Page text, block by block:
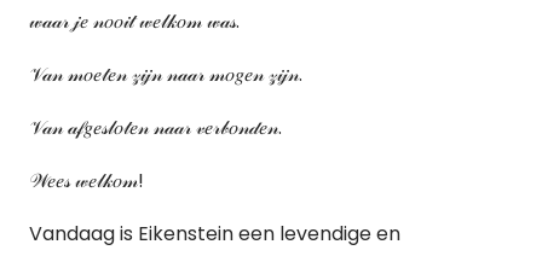
𝓌𝒶𝒶𝓇 𝒿𝑒 𝓃𝑜𝑜𝒾𝓉 𝓌𝑒𝓁𝓀𝑜𝓂 𝓌𝒶𝓈.
𝒱𝒶𝓃 𝓂𝑜𝑒𝓉𝑒𝓃 𝓏𝒾𝒿𝓃 𝓃𝒶𝒶𝓇 𝓂𝑜𝑔𝑒𝓃 𝓏𝒾𝒿𝓃.
𝒱𝒶𝓃 𝒶𝒻𝑔𝑒𝓈𝓁𝑜𝓉𝑒𝓃 𝓃𝒶𝒶𝓇 𝓋𝑒𝓇𝒷𝑜𝓃𝒹𝑒𝓃.
𝒲𝑒𝑒𝓈 𝓌𝑒𝓁𝓀𝑜𝓂!
Vandaag is Eikenstein een levendige en